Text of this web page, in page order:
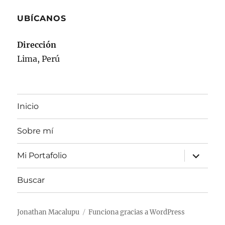
UBÍCANOS
Dirección
Lima, Perú
Inicio
Sobre mí
Mi Portafolio
expande
el
menú
Buscar
Jonathan Macalupu Funciona gracias a WordPress